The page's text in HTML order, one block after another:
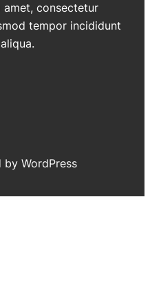
amet, consectetur
tempor incididunt
by WordPress